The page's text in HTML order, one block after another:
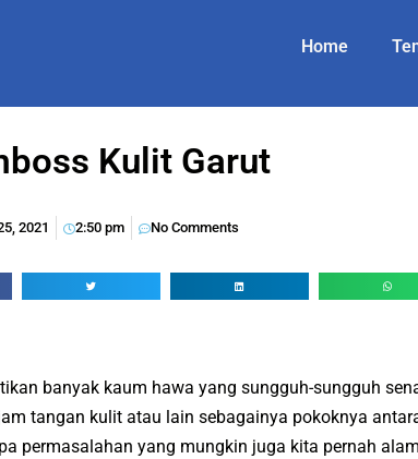
Home
Kulit Garut
2021 2:50 pm No Comments
banyak kaum hawa yang sungguh-sungguh
tangan kulit atau lain sebagainya pokoknya
permasalahan yang mungkin juga kita pernah